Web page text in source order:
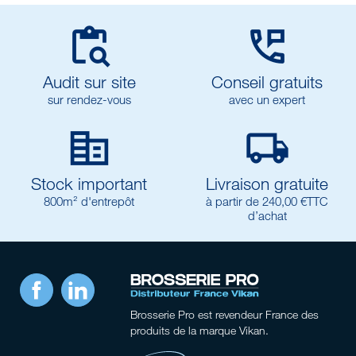

Audit sur site
sur rendez-vous

Conseil gratuits
avec un expert

Stock important
800m² d'entrepôt

Livraison gratuite
à partir de 240,00 €TTC
d’achat
Facebook LinkedIn
Brosserie Pro est revendeur France des
produits de la marque Vikan.